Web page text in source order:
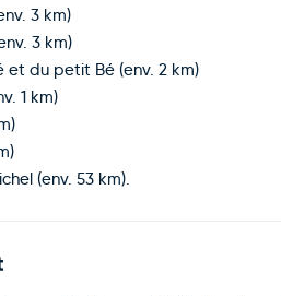
3 km)
3 km)
et du petit Bé (env. 2 km)
1 km)
(env. 53 km).